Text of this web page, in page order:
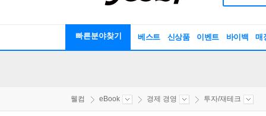
빠른분야찾기 베스트 신상품 이벤트 바이백 매
웰컴 eBook 경제 경영 투자/재테크